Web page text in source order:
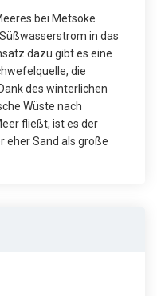
bei Metsoke
in das
dazu gibt es eine
die
des winterlichen
Wüste nach
fließt, ist es der
eher Sand als große